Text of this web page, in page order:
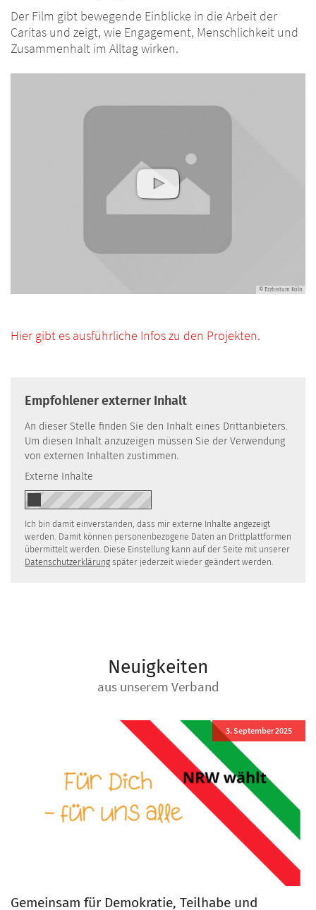
Der Film gibt bewegende Einblicke in die Arbeit der
Caritas und zeigt, wie Engagement, Menschlichkeit und
Zusammenhalt im Alltag wirken.
© Erzbistum Köln
Hier gibt es ausführliche Infos zu den Projekten.
Empfohlener externer Inhalt
An dieser Stelle finden Sie den Inhalt eines Drittanbieters.
Um diesen Inhalt anzuzeigen müssen Sie der Verwendung
von externen Inhalten zustimmen.
Externe Inhalte
Ich bin damit einverstanden, dass mir externe Inhalte angezeigt
werden. Damit können personenbezogene Daten an Drittplattformen
übermittelt werden. Diese Einstellung kann auf der Seite mit unserer
Datenschutzerklärung später jederzeit wieder geändert werden.
Neuigkeiten
aus unserem Verband
Gemeinsam für Demokratie, Teilhabe und
3. September 2025